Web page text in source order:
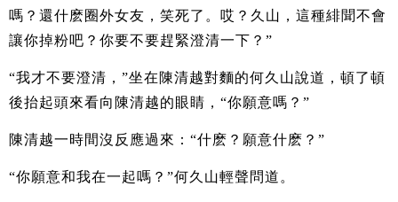
嗎？還什麽圈外女友，笑死了。哎？久山，這種緋聞不會
讓你掉粉吧？你要不要趕緊澄清一下？”
“我才不要澄清，”坐在陳清越對麵的何久山說道，頓了頓
後抬起頭來看向陳清越的眼睛，“你願意嗎？”
陳清越一時間沒反應過來：“什麽？願意什麽？”
“你願意和我在一起嗎？”何久山輕聲問道。